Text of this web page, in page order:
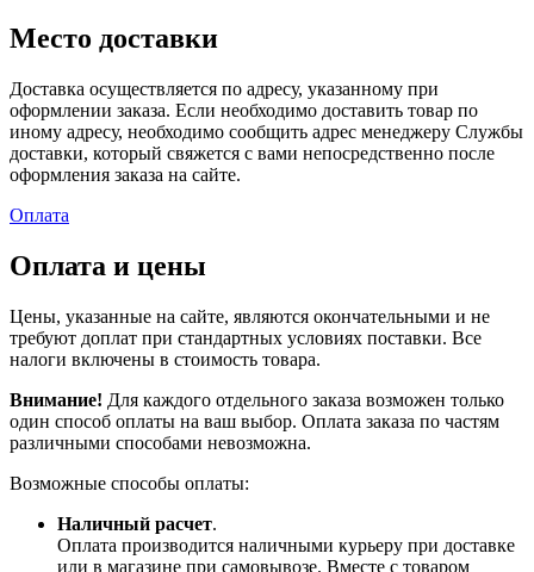
Место доставки
Доставка осуществляется по адресу, указанному при
оформлении заказа. Если необходимо доставить товар по
иному адресу, необходимо сообщить адрес менеджеру Службы
доставки, который свяжется с вами непосредственно после
оформления заказа на сайте.
Оплата
Оплата и цены
Цены, указанные на сайте, являются окончательными и не
требуют доплат при стандартных условиях поставки. Все
налоги включены в стоимость товара.
Внимание! Для каждого отдельного заказа возможен только
один способ оплаты на ваш выбор. Оплата заказа по частям
различными способами невозможна.
Возможные способы оплаты:
Наличный расчет.
Оплата производится наличными курьеру при доставке
или в магазине при самовывозе. Вместе с товаром